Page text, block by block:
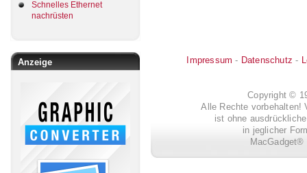
Schnelles Ethernet
nachrüsten
Anzeige Impressum - Datenschutz -
Copyright ©
Alle Rechte vorbehalten!
ist ohne
in jeglicher
MacGadget®